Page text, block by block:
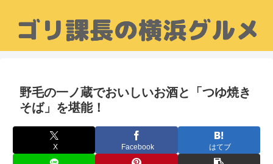
野毛の一ノ蔵でおいしいお酒と「つゆ焼き
そば」を堪能！
X Facebook はてブ